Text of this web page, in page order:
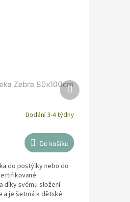
Zebra 80x100cm
Dodání 3-4 týdny
Do košíku
do postýlky nebo do
díky svému složení
a je šetrná k dětské
Další
produkt